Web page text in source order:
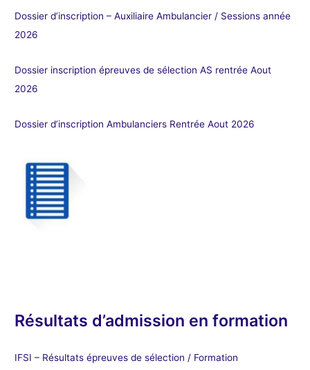
Dossier d’inscription – Auxiliaire Ambulancier / Sessions année
2026
Dossier inscription épreuves de sélection AS rentrée Aout
2026
Dossier d’inscription Ambulanciers Rentrée Aout 2026
Résultats d’admission en formation
IFSI – Résultats épreuves de sélection / Formation